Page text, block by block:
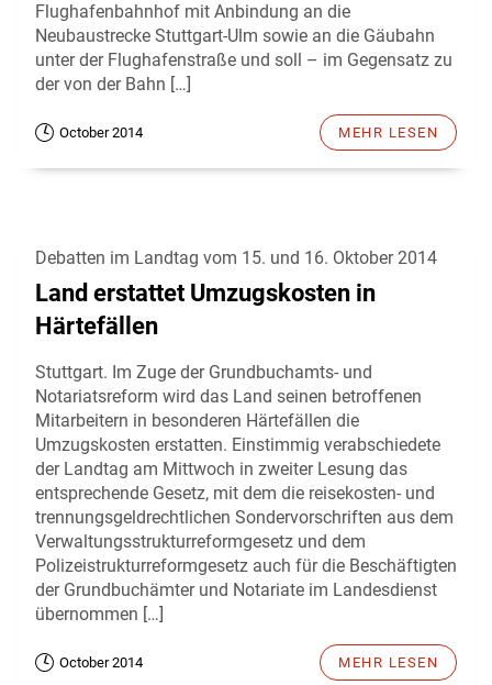
Flughafenbahnhof mit Anbindung an die
Neubaustrecke Stuttgart-Ulm sowie an die Gäubahn
unter der Flughafenstraße und soll – im Gegensatz zu
der von der Bahn […]
October 2014 MEHR LESEN
Debatten im Landtag vom 15. und 16. Oktober 2014
Land erstattet Umzugskosten in
Härtefällen
Stuttgart. Im Zuge der Grundbuchamts- und
Notariatsreform wird das Land seinen betroffenen
Mitarbeitern in besonderen Härtefällen die
Umzugskosten erstatten. Einstimmig verabschiedete
der Landtag am Mittwoch in zweiter Lesung das
entsprechende Gesetz, mit dem die reisekosten- und
trennungsgeldrechtlichen Sondervorschriften aus dem
Verwaltungsstrukturreformgesetz und dem
Polizeistrukturreformgesetz auch für die Beschäftigten
der Grundbuchämter und Notariate im Landesdienst
übernommen […]
October 2014 MEHR LESEN